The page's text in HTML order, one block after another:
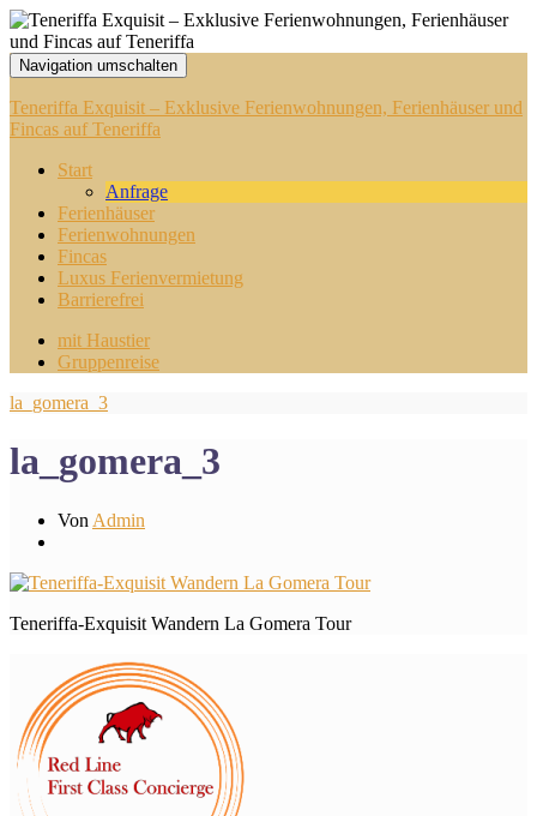
Navigation umschalten
Teneriffa Exquisit – Exklusive Ferienwohnungen, Ferienhäuser und
Fincas auf Teneriffa
Start
Anfrage
Ferienhäuser
Ferienwohnungen
Fincas
Luxus Ferienvermietung
Barrierefrei
mit Haustier
Gruppenreise
la_gomera_3
la_gomera_3
Von Admin
Teneriffa-Exquisit Wandern La Gomera Tour